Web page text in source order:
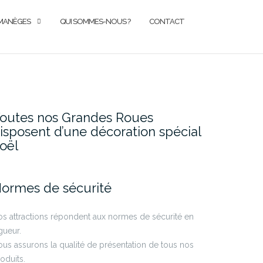
QUI SOMMES-NOUS ? CONTACT
nos Grandes Roues
d’une décoration spécial
de sécurité
attractions répondent aux normes de sécurité en
assurons la qualité de présentation de tous nos